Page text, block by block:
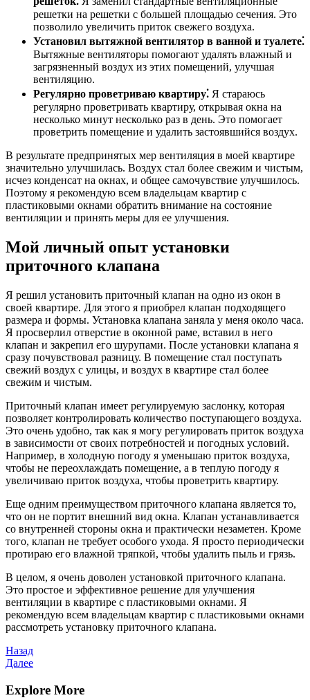
решетки на решетки с большей площадью сечения. Это
позволило увеличить приток свежего воздуха.
Установил вытяжной вентилятор в ванной и туалете⁚
Вытяжные вентиляторы помогают удалять влажный и
загрязненный воздух из этих помещений, улучшая
вентиляцию.
Регулярно проветриваю квартиру⁚ Я стараюсь
регулярно проветривать квартиру, открывая окна на
несколько минут несколько раз в день. Это помогает
проветрить помещение и удалить застоявшийся воздух.
В результате предпринятых мер вентиляция в моей квартире
значительно улучшилась. Воздух стал более свежим и чистым,
исчез конденсат на окнах, и общее самочувствие улучшилось.
Поэтому я рекомендую всем владельцам квартир с
пластиковыми окнами обратить внимание на состояние
вентиляции и принять меры для ее улучшения.
Мой личный опыт установки
приточного клапана
Я решил установить приточный клапан на одно из окон в
своей квартире. Для этого я приобрел клапан подходящего
размера и формы. Установка клапана заняла у меня около часа.
Я просверлил отверстие в оконной раме, вставил в него
клапан и закрепил его шурупами. После установки клапана я
сразу почувствовал разницу. В помещение стал поступать
свежий воздух с улицы, и воздух в квартире стал более
свежим и чистым.
Приточный клапан имеет регулируемую заслонку, которая
позволяет контролировать количество поступающего воздуха.
Это очень удобно, так как я могу регулировать приток воздуха
в зависимости от своих потребностей и погодных условий.
Например, в холодную погоду я уменьшаю приток воздуха,
чтобы не переохлаждать помещение, а в теплую погоду я
увеличиваю приток воздуха, чтобы проветрить квартиру.
Еще одним преимуществом приточного клапана является то,
что он не портит внешний вид окна. Клапан устанавливается
со внутренней стороны окна и практически незаметен. Кроме
того, клапан не требует особого ухода. Я просто периодически
протираю его влажной тряпкой, чтобы удалить пыль и грязь.
В целом, я очень доволен установкой приточного клапана.
Это простое и эффективное решение для улучшения
вентиляции в квартире с пластиковыми окнами. Я
рекомендую всем владельцам квартир с пластиковыми окнами
рассмотреть установку приточного клапана.
Навигация
по
записям
Предыдущая
запись
Назад
Следующая
Далее
Explore More